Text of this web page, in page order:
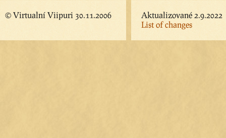
© Virtualní Viipuri 30.11.2006
Aktualizované 2.9.2022
List of changes